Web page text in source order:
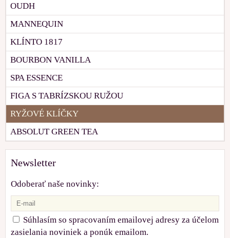
OUDH
MANNEQUIN
KLÍNTO 1817
BOURBON VANILLA
SPA ESSENCE
FIGA S TABRÍZSKOU RUŽOU
RYŽOVÉ KLÍČKY
ABSOLUT GREEN TEA
Newsletter
Odoberať naše novinky:
Súhlasím so spracovaním emailovej adresy za účelom
zasielania noviniek a ponúk emailom.